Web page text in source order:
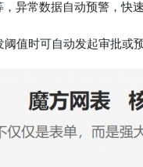
异常数据自动预警，快
时可自动发起审批或